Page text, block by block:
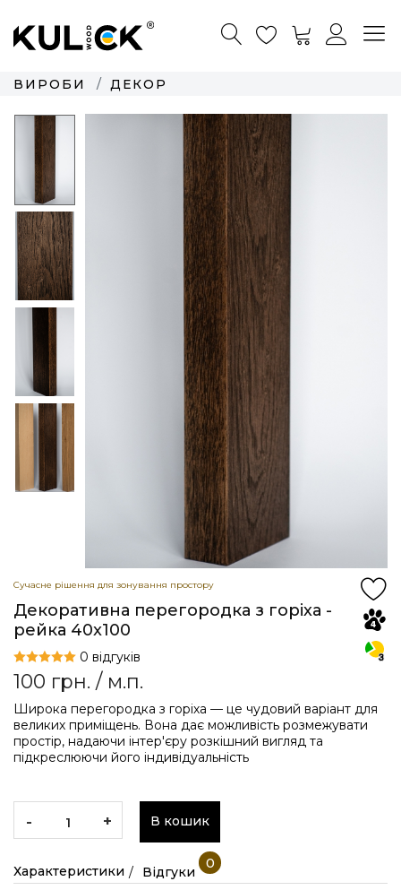
ВИРОБИ ДЕКОР
Сучасне рішення для зонування простору
Декоративна перегородка з горіха -
рейка 40x100
0 відгуків
100 грн. / м.п.
Широка перегородка з горіха — це чудовий варіант для
великих приміщень. Вона дає можливість розмежувати
простір, надаючи інтер'єру розкішний вигляд та
підкреслюючи його індивідуальність
- + В кошик
Характеристики Відгуки
0